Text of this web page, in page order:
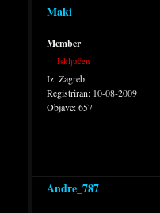
Maki
Member
Isključen
Iz:Zagreb
Registriran: 10-08-2009
Objave:657
Andre_787